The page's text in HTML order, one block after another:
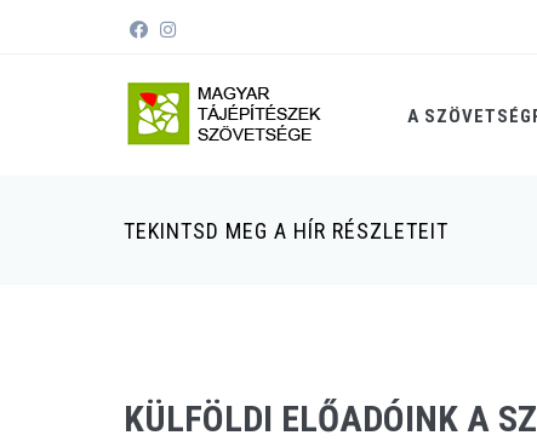
A
TEKINTSD MEG A HÍR RÉSZLETEIT
KÜLFÖLDI ELŐADÓINK A